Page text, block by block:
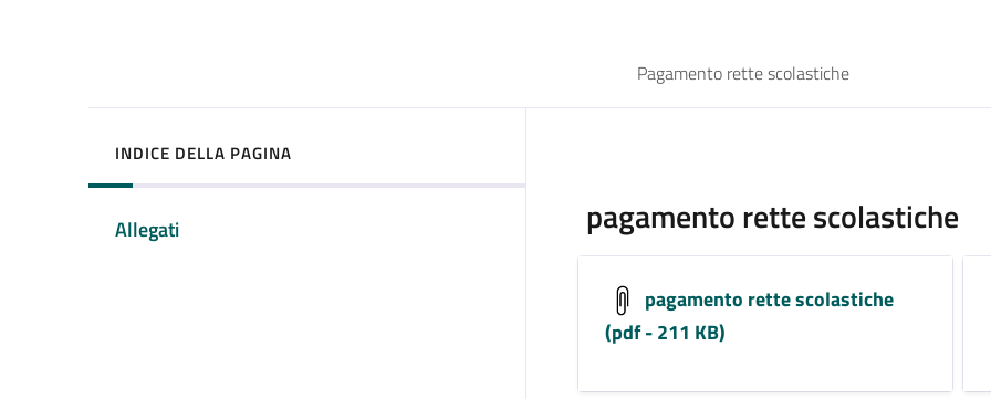
Pagamento rette scolastiche
INDICE DELLA PAGINA
Allegati pagamento rette scolastiche
pagamento rette scolastiche
(pdf - 211 KB)